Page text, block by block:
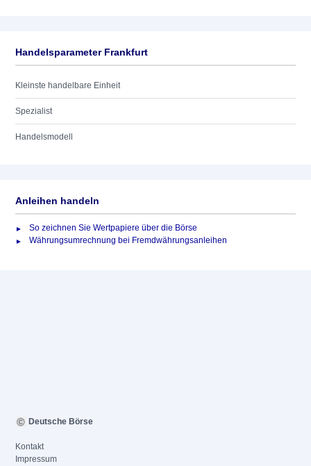
Handelsparameter Frankfurt
Kleinste handelbare Einheit
Spezialist
Handelsmodell
Anleihen handeln
So zeichnen Sie Wertpapiere über die Börse
Währungsumrechnung bei Fremdwährungsanleihen
Deutsche Börse
Kontakt
Impressum